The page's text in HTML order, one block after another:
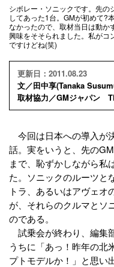
シボレー・ソニックです。先
してあった1台。GMが初めて?
なかったので、取材当日は動か
興味をそそられました。私がコ
ですけどね(笑)
更新日：2011.08.23
文／田中享(Tanaka
取材協力／GMジャパン
今回は日本への導入が
話。実をいうと、先の
まで、恥ずかしながら私
た。ソニックのルーツと
トラ、あるいはアヴェ
が、それらのクルマとソ
のである。
試乗会が終わり、編集
うちに「あっ！昨年の北
プトモデルか！」と思い